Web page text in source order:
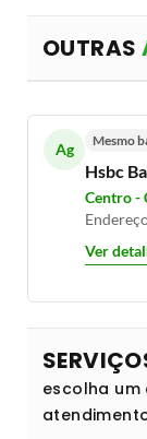
OUTRAS
Ag Mesmo
Hsbc
Centro -
Ver
escolha